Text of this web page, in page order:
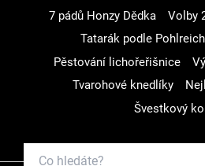
7 pádů Honzy Dědka
Volby
Tatarák podle
Pěstování lichořeřišnice
Tvarohové knedlíky
Švestkový